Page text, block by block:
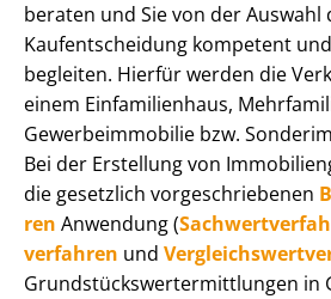
beraten und Sie von der Auswahl
Kauf­ent­schei­dung kompetent
begleiten. Hierfür werden die
einem Einfamilienhaus,
Ge­wer­be­im­mo­bi­lie bzw.
Bei der Erstellung von
die gesetzlich vor­ge­schrie­be­nen
ren Anwendung (
ver­fah­ren und
Grund­stücks­wert­ermitt­lun­gen in